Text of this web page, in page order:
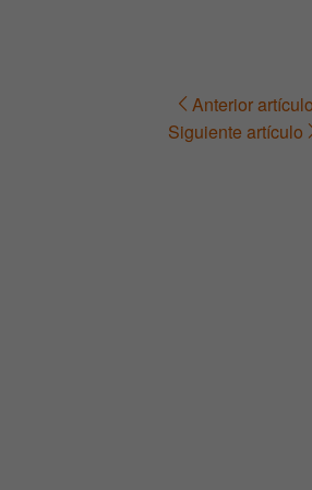
Navegación Anterior artículo
Siguiente artículo